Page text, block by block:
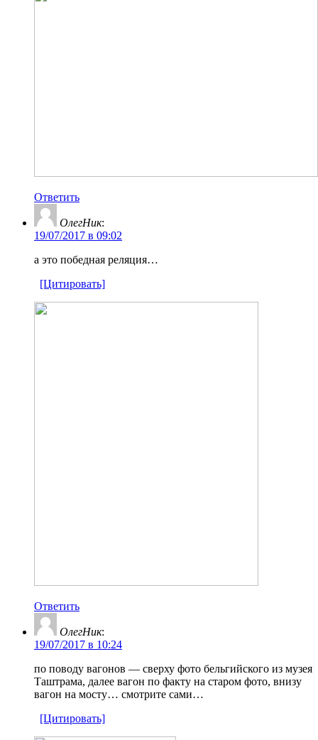
Ответить
ОлегНик:
19/07/2017 в 09:02
а это победная реляция…
[Цитировать]
Ответить
ОлегНик:
19/07/2017 в 10:24
по поводу вагонов — сверху фото бельгийского из музея
Таштрама, далее вагон по факту на старом фото, внизу
вагон на мосту… смотрите сами…
[Цитировать]